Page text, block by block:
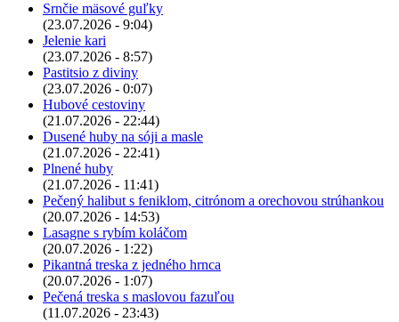
Srnčie mäsové guľky
(23.07.2026 - 9:04)
Jelenie kari
(23.07.2026 - 8:57)
Pastitsio z diviny
(23.07.2026 - 0:07)
Hubové cestoviny
(21.07.2026 - 22:44)
Dusené huby na sóji a masle
(21.07.2026 - 22:41)
Plnené huby
(21.07.2026 - 11:41)
Pečený halibut s feniklom, citrónom a orechovou strúhankou
(20.07.2026 - 14:53)
Lasagne s rybím koláčom
(20.07.2026 - 1:22)
Pikantná treska z jedného hrnca
(20.07.2026 - 1:07)
Pečená treska s maslovou fazuľou
(11.07.2026 - 23:43)